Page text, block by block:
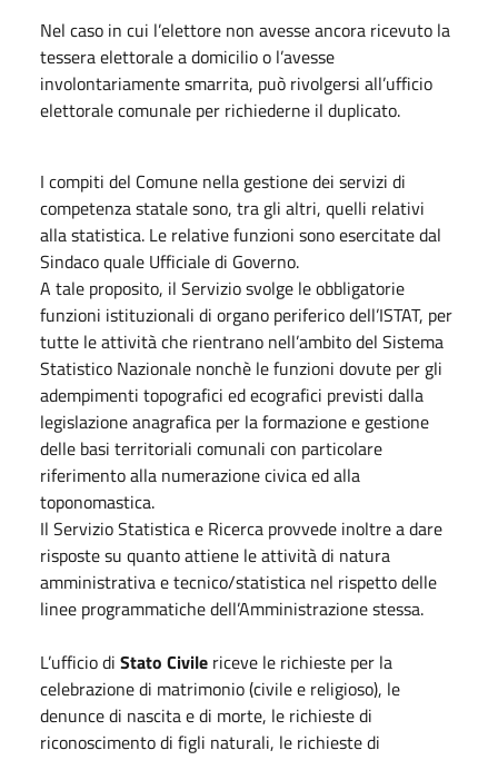
Nel caso in cui l’elettore non avesse ancora ricevuto la
tessera elettorale a domicilio o l’avesse
involontariamente smarrita, può rivolgersi all’ufficio
elettorale comunale per richiederne il duplicato.
I compiti del Comune nella gestione dei servizi di
competenza statale sono, tra gli altri, quelli relativi
alla statistica. Le relative funzioni sono esercitate dal
Sindaco quale Ufficiale di Governo.
A tale proposito, il Servizio svolge le obbligatorie
funzioni istituzionali di organo periferico dell’ISTAT, per
tutte le attività che rientrano nell’ambito del Sistema
Statistico Nazionale nonchè le funzioni dovute per gli
adempimenti topografici ed ecografici previsti dalla
legislazione anagrafica per la formazione e gestione
delle basi territoriali comunali con particolare
riferimento alla numerazione civica ed alla
toponomastica.
Il Servizio Statistica e Ricerca provvede inoltre a dare
risposte su quanto attiene le attività di natura
amministrativa e tecnico/statistica nel rispetto delle
linee programmatiche dell’Amministrazione stessa.
L’ufficio di Stato Civile riceve le richieste per la
celebrazione di matrimonio (civile e religioso), le
denunce di nascita e di morte, le richieste di
riconoscimento di figli naturali, le richieste di